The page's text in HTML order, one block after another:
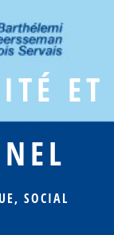
ET
, SOCIAL